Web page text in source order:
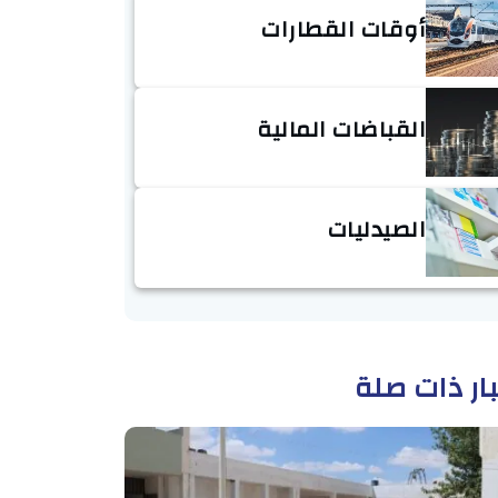
أوقات القطارات
القباضات المالية
الصيدليات
ذات صلة